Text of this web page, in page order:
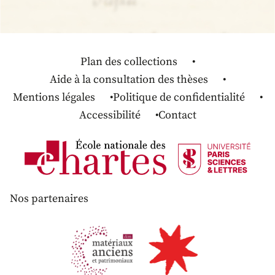
Plan des collections
Aide à la consultation des thèses
Mentions légales
Politique de confidentialité
Accessibilité
Contact
Nos partenaires